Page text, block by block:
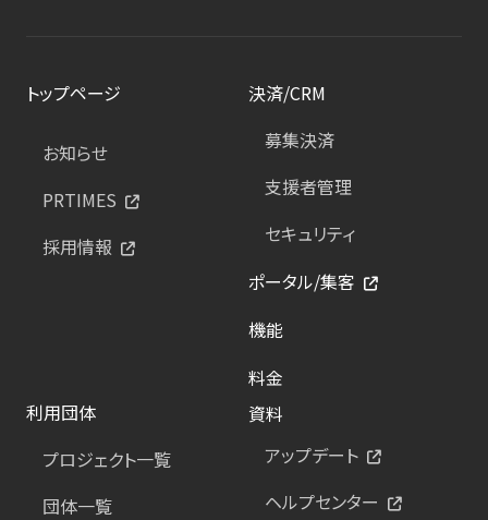
トップページ
お知らせ
PRTIMES
採用情報
決済/CRM
募集決済
支援者管理
セキュリティ
ポータル/集客
機能
料金
利用団体
プロジェクト一覧
団体一覧
資料
アップデート
ヘルプセンター